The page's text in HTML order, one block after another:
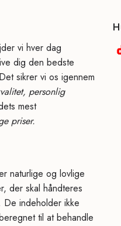
vi hver dag
dig den bedste
sikrer vi os igennem
personlig
mest
priser.
naturlige og lovlige
der skal håndteres
indeholder ikke
til at behandle